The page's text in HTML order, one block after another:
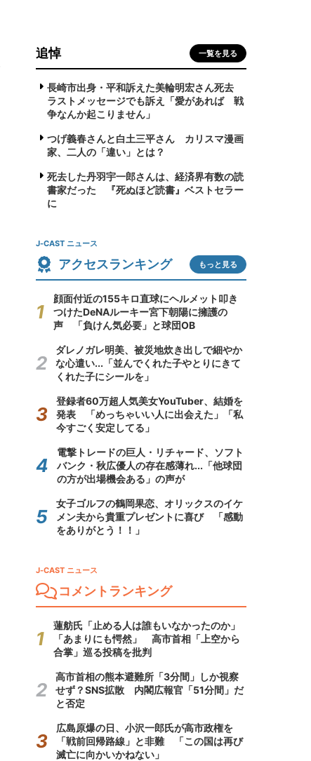
追悼 一覧を見る
長崎市出身・平和訴えた美輪明宏さん死去
ラストメッセージでも訴え「愛があれば 戦
争なんか起こりません」
つげ義春さんと白土三平さん カリスマ漫画
家、二人の「違い」とは？
死去した丹羽宇一郎さんは、経済界有数の読
書家だった 『死ぬほど読書』ベストセラー
に
J-CAST ニュース
アクセスランキング もっと見る
顔面付近の155キロ直球にヘルメット叩き
つけたDeNAルーキー宮下朝陽に擁護の
声 「負けん気必要」と球団OB
ダレノガレ明美、被災地炊き出しで細やか
な心遣い...「並んでくれた子やとりにきて
くれた子にシールを」
登録者60万超人気美女YouTuber、結婚を
発表 「めっちゃいい人に出会えた」「私
今すごく安定してる」
電撃トレードの巨人・リチャード、ソフト
バンク・秋広優人の存在感薄れ...「他球団
の方が出場機会ある」の声が
女子ゴルフの鶴岡果恋、オリックスのイケ
メン夫から貴重プレゼントに喜び 「感動
をありがとう！！」
J-CAST ニュース
コメントランキング
蓮舫氏「止める人は誰もいなかったのか」
「あまりにも愕然」 高市首相「上空から
合掌」巡る投稿を批判
高市首相の熊本避難所「3分間」しか視察
せず？SNS拡散 内閣広報官「51分間」だ
と否定
広島原爆の日、小沢一郎氏が高市政権を
「戦前回帰路線」と非難 「この国は再び
滅亡に向かいかねない」